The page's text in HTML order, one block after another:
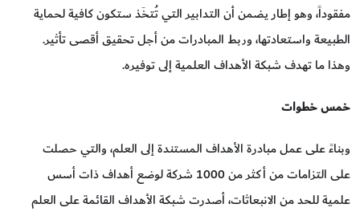
مفقوداً، وهو إطار يضمن أن التدابير التي تُتخَذ ستكون كافية لحماية
الطبيعة واستعادتها، وربط المبادرات من أجل تحقيق أقصى تأثير.
وهذا ما تهدف شبكة الأهداف العلمية إلى توفيره.
خمس خطوات
وبناءً على عمل مبادرة الأهداف المستندة إلى العلم، والتي حصلت
على التزامات من أكثر من 1000 شركة لوضع أهداف ذات أسس
علمية للحد من الانبعاثات، أصدرت شبكة الأهداف القائمة على العلم